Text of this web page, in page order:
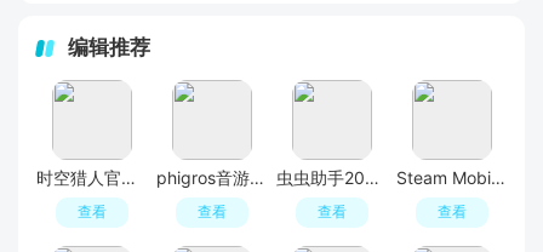
编辑推荐
时空猎人官方最新版本
查看
phigros音游官方版
查看
虫虫助手2026年最新版安装包
查看
Steam Mobile手机端安卓版
查看